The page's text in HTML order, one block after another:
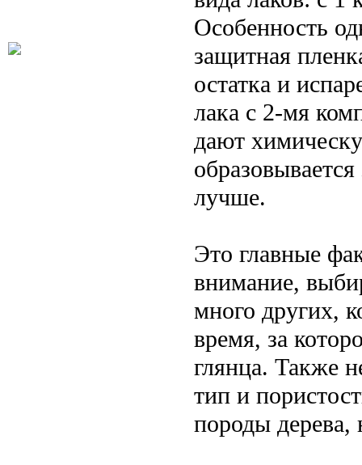
Особенность
защитная
остатка и
лака с 2-мя
дают
лучше.
Это главные
внимание,
много других,
время, за
глянца. Также
тип и
породы дерева,